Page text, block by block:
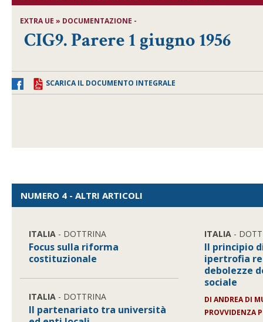
EXTRA UE » DOCUMENTAZIONE -
CIG9. Parere 1 giugno 1956
SCARICA IL DOCUMENTO INTEGRALE
NUMERO 4 - ALTRI ARTICOLI
ITALIA - DOTTRINA
Focus sulla riforma
costituzionale
ITALIA - DOTTRINA
Il partenariato tra università
ITALIA -
Il principio
ipertrofia
debolezze
sociale
DIANDREA DI
PROVVIDENZA